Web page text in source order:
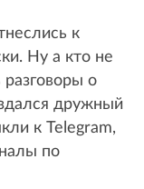
к
Ну а кто не
разговоры о
дружный
к Telegram,
по